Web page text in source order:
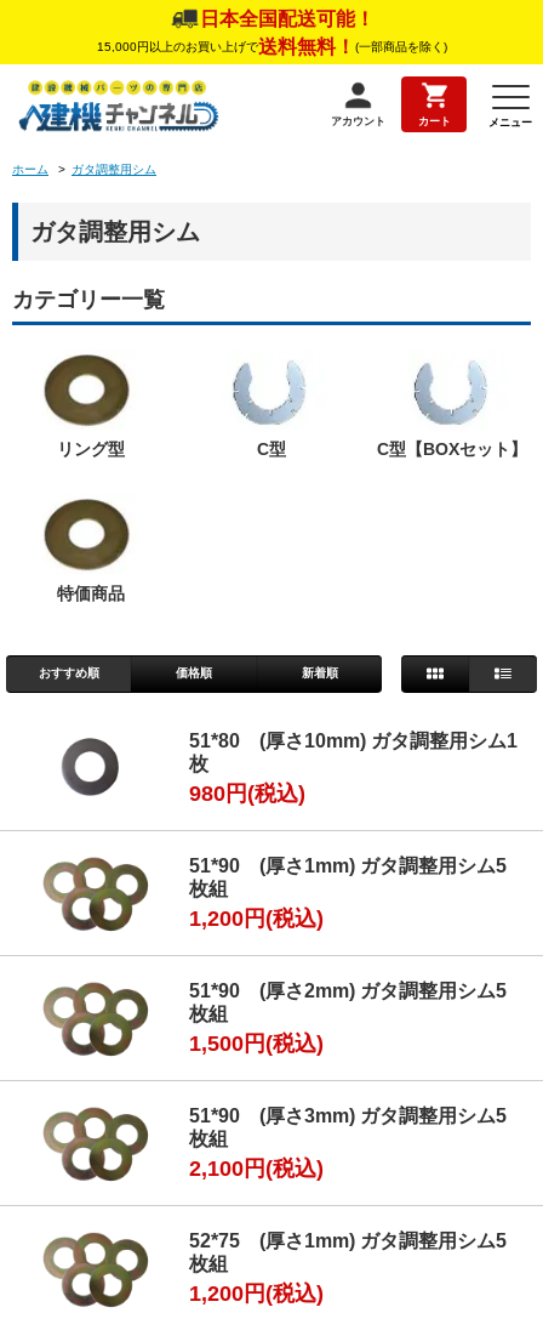
日本全国配送可能！
15,000円以上のお買い上げで送料無料！ (一部商品を除く)
アカウント カート メニュー
ホーム > ガタ調整用シム
ガタ調整用シム
カテゴリー一覧
リング型 C型 C型【BOXセット】
特価商品
おすすめ順 価格順 新着順
51*80 (厚さ10mm) ガタ調整用シム1
枚
980円(税込)
51*90 (厚さ1mm) ガタ調整用シム5
枚組
1,200円(税込)
51*90 (厚さ2mm) ガタ調整用シム5
枚組
1,500円(税込)
51*90 (厚さ3mm) ガタ調整用シム5
枚組
2,100円(税込)
52*75 (厚さ1mm) ガタ調整用シム5
枚組
1,200円(税込)